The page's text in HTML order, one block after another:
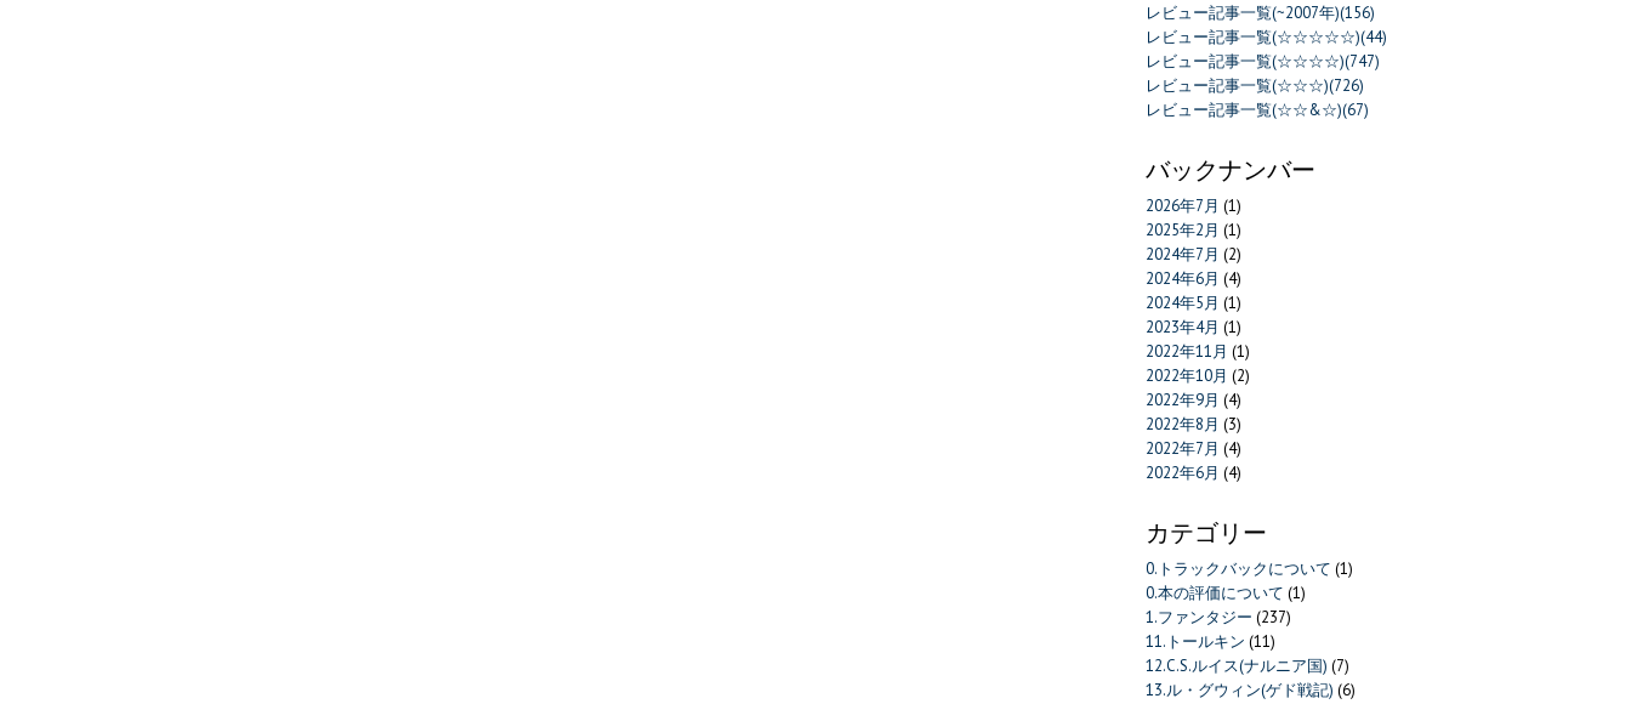
レビュー記事一覧(~2007年)(156)
レビュー記事一覧(☆☆☆☆☆)(44)
レビュー記事一覧(☆☆☆☆)(747)
レビュー記事一覧(☆☆☆)(726)
レビュー記事一覧(☆☆&☆)(67)
バックナンバー
2026年7月 (1)
2025年2月 (1)
2024年7月 (2)
2024年6月 (4)
2024年5月 (1)
2023年4月 (1)
2022年11月 (1)
2022年10月 (2)
2022年9月 (4)
2022年8月 (3)
2022年7月 (4)
2022年6月 (4)
カテゴリー
0.トラックバックについて (1)
0.本の評価について (1)
1.ファンタジー (237)
11.トールキン (11)
12.C.S.ルイス(ナルニア国) (7)
13.ル・グウィン(ゲド戦記) (6)